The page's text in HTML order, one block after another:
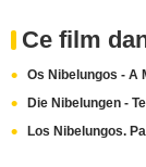
Ce film
Os Nibelungos - A
Die Nibelungen -
Los Nibelungos.